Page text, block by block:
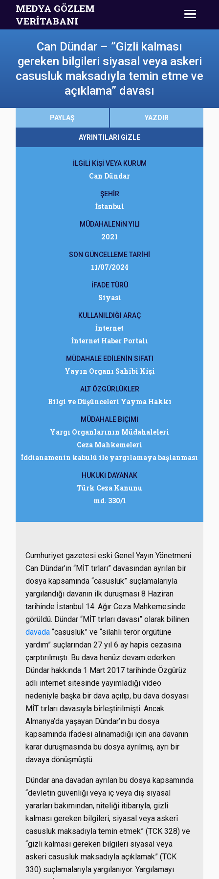
MEDYA GÖZLEM
VERİTABANI
Can Dündar – ”Gizli kalması
gereken bilgileri siyasal veya askeri
casusluk maksadıyla temin etme ve
açıklama” davası
PAYLAŞ YAZDIR
AYRINTILARI GİZLE
İLGİLİ KİŞİ VEYA KURUM
Can Dündar
ŞEHİR
İstanbul
MÜDAHALENİN YILI
2021
SON GÜNCELLEME TARİHİ
11/07/2024
İFADE TÜRÜ
Siyasi
KULLANILDIĞI ARAÇ
İnternet
İnternet Haber Portalı
MÜDAHALE EDİLENİN SIFATI
Yayın Organı Sahibi Kişi
ALT ÖZGÜRLÜKLER
Bilgi ve Düşünceleri Yayma Hakkı
MÜDAHALE BİÇİMİ
Yargı Organlarının Müdahaleleri
Ceza Mahkemeleri
İddianamenin kabulü ile yargılamaya başlanması
HUKUKİ DAYANAK
Türk Ceza Kanunu
md. 330/1
Cumhuriyet gazetesi eski Genel Yayın Yönetmeni
Can Dündar’ın “MİT tırları” davasından ayrılan bir
dosya kapsamında “casusluk” suçlamalarıyla
yargılandığı davanın ilk duruşması 8 Haziran
tarihinde İstanbul 14. Ağır Ceza Mahkemesinde
görüldü. Dündar “MİT tırları davası” olarak bilinen
davada “casusluk” ve “silahlı terör örgütüne
yardım” suçlarından 27 yıl 6 ay hapis cezasına
çarptırılmıştı. Bu dava henüz devam ederken
Dündar hakkında 1 Mart 2017 tarihinde Özgürüz
adlı internet sitesinde yayımladığı video
nedeniyle başka bir dava açılıp, bu dava dosyası
MİT tırları davasıyla birleştirilmişti. Ancak
Almanya’da yaşayan Dündar’ın bu dosya
kapsamında ifadesi alınamadığı için ana davanın
karar duruşmasında bu dosya ayrılmış, ayrı bir
davaya dönüşmüştü.
Dündar ana davadan ayrılan bu dosya kapsamında
“devletin güvenliği veya iç veya dış siyasal
yararları bakımından, niteliği itibarıyla, gizli
kalması gereken bilgileri, siyasal veya askerî
casusluk maksadıyla temin etmek” (TCK 328) ve
“gizli kalması gereken bilgileri siyasal veya
askeri casusluk maksadıyla açıklamak” (TCK
330) suçlamalarıyla yargılanıyor. Yargılamayı